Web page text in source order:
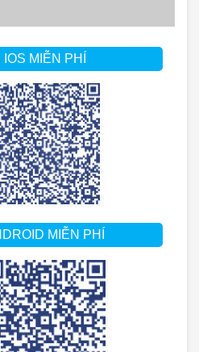
MIỄN PHÍ
MIỄN PHÍ